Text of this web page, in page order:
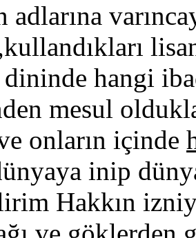
hangi
mesul
onların içinde
inip
Hakkın